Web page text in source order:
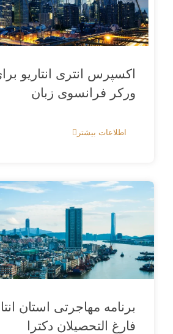
اکسپرس انتری انتاریو
ورکر فرانسوی‌ زبان
اطلاعات بیشتر
برنامه مهاجرتی استان
فارغ‌ التحصیلان دکترا